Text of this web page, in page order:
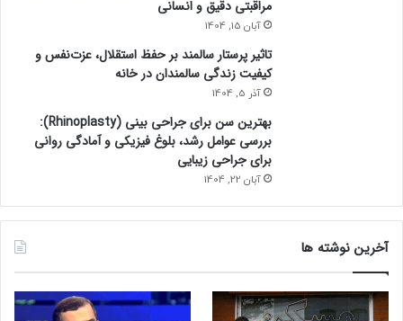
مراقبتی دقیق و انسانی
آبان 15, 1404
تاثیر پرستار سالمند بر حفظ استقلال، عزت‌نفس و
کیفیت زندگی سالمندان در خانه
آذر 5, 1404
بهترین سن برای جراحی بینی (Rhinoplasty):
بررسی عوامل رشد، بلوغ فیزیکی و آمادگی روانی
برای جراحی زیبایی
آبان 22, 1404
آخرین نوشته ها